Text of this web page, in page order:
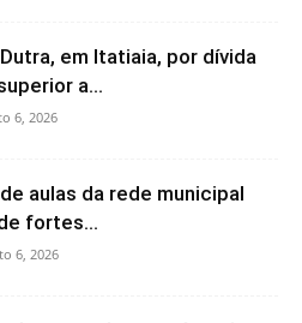
em Itatiaia, por dívida
a...
6, 2026
aulas da rede municipal
fortes...
6, 2026